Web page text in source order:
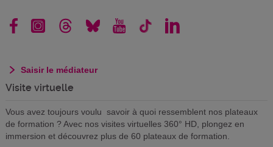
Saisir le médiateur
Visite virtuelle
Vous avez toujours voulu savoir à quoi ressemblent nos plateaux
de formation ? Avec nos visites virtuelles 360° HD, plongez en
immersion et découvrez plus de 60 plateaux de formation.